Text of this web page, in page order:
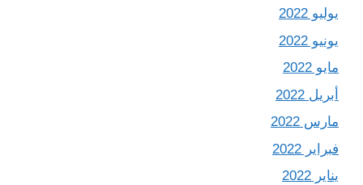
يوليو 2022
يونيو 2022
مايو 2022
أبريل 2022
مارس 2022
فبراير 2022
يناير 2022